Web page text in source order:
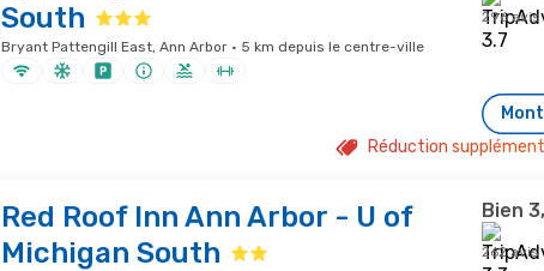
South
Bryant Pattengill East, Ann Arbor · 5 km depuis le centre-ville
296 avis
Réduction
Red Roof Inn Ann Arbor - U of
Michigan South
Bien
262 avis